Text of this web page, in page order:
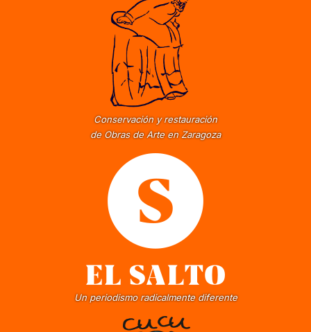
Conservación y restauración
de Obras de Arte en Zaragoza
Un periodismo radicalmente diferente